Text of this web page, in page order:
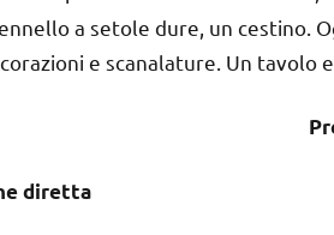
a setole dure, un cestino.
e scanalature. Un tavolo
diretta